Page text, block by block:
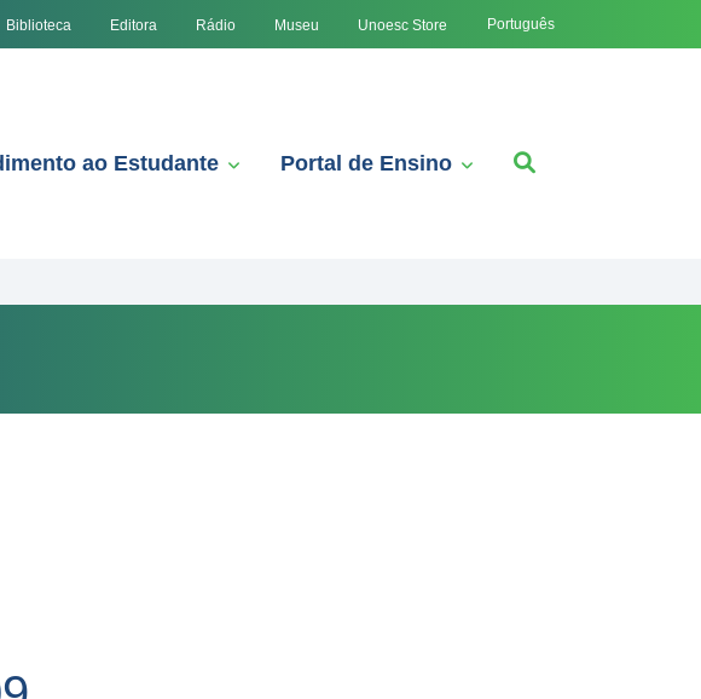
Biblioteca Editora Rádio Museu Unoesc Store Português
ao Estudante Portal de Ensino